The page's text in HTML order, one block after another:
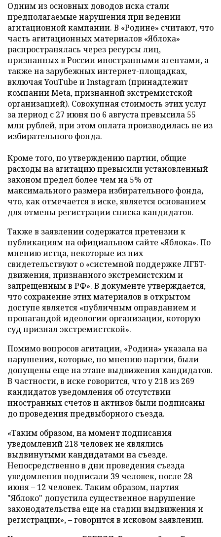
Одним из основных доводов иска стали
предполагаемые нарушения при ведении
агитационной кампании. В «Родине» считают, что
часть агитационных материалов «Яблока»
распространялась через ресурсы лиц,
признанных в России иностранными агентами, а
также на зарубежных интернет-площадках,
включая YouTube и Instagram (принадлежит
компании Meta, признанной экстремистской
организацией). Совокупная стоимость этих услуг
за период с 27 июня по 6 августа превысила 55
млн рублей, при этом оплата производилась не из
избирательного фонда.
Кроме того, по утверждению партии, общие
расходы на агитацию превысили установленный
законом предел более чем на 5% от
максимального размера избирательного фонда,
что, как отмечается в иске, является основанием
для отмены регистрации списка кандидатов.
Также в заявлении содержатся претензии к
публикациям на официальном сайте «Яблока». По
мнению истца, некоторые из них
свидетельствуют о «системной поддержке ЛГБТ-
движения, признанного экстремистским и
запрещенным в РФ». В документе утверждается,
что сохранение этих материалов в открытом
доступе является «публичным оправданием и
пропагандой идеологии организации, которую
суд признал экстремистской».
Помимо вопросов агитации, «Родина» указала на
нарушения, которые, по мнению партии, были
допущены еще на этапе выдвижения кандидатов.
В частности, в иске говорится, что у 218 из 269
кандидатов уведомления об отсутствии
иностранных счетов и активов были подписаны
до проведения предвыборного съезда.
«Таким образом, на момент подписания
уведомлений 218 человек не являлись
выдвинутыми кандидатами на съезде.
Непосредственно в дни проведения съезда
уведомления подписали 39 человек, после 28
июня – 12 человек. Таким образом, партия
"Яблоко" допустила существенное нарушение
законодательства еще на стадии выдвижения и
регистрации», – говорится в исковом заявлении.